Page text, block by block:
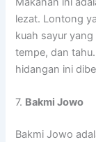
lezat. Lontong
kuah sayur
tempe, dan
hidangan ini
7. Bakmi Jowo
Bakmi Jowo